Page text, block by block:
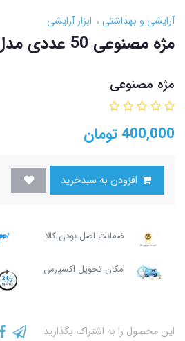
آرایشی و بهداشتی ابزار آرایشی
مژه مصنوعی 50 عددی مدل گوماتو
مژه مصنوعی
400,000 تومان
ضمانت اصل بودن کالا
امکان تحویل اکسپرس
این محصول را به اشتراک بگذارید